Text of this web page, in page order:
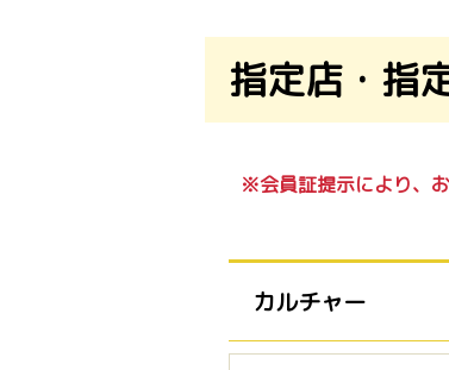
指定店・指
※会員証提示により、
カルチャー